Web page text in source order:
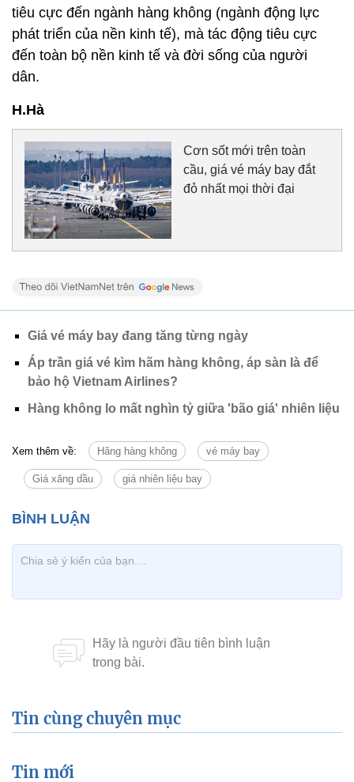
tiêu cực đến ngành hàng không (ngành động lực
phát triển của nền kinh tế), mà tác động tiêu cực
đến toàn bộ nền kinh tế và đời sống của người
dân.
H.Hà
Cơn sốt mới trên toàn
cầu, giá vé máy bay đắt
đỏ nhất mọi thời đại
Giá vé máy bay đang tăng từng ngày
Áp trần giá vé kìm hãm hàng không, áp sàn là để
bảo hộ Vietnam Airlines?
Hàng không lo mất nghìn tỷ giữa 'bão giá' nhiên liệu
Xem thêm về: Hãng hàng không vé máy bay
Giá xăng dầu giá nhiên liệu bay
Tin cùng chuyên mục
Tin mới